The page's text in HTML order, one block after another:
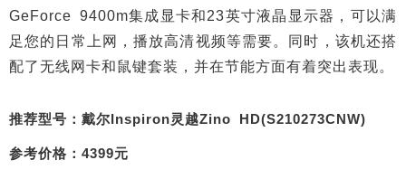
GeForce 9400m集成显卡和23英寸液晶显示器，可以满
足您的日常上网，播放高清视频等需要。同时，该机还搭
配了无线网卡和鼠键套装，并在节能方面有着突出表现。
推荐型号：戴尔Inspiron灵越Zino HD(S210273CNW)
参考价格：4399元